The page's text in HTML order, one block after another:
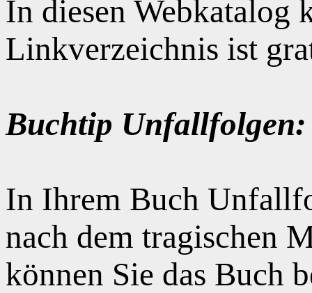
In diesen Webkatalog
Linkverzeichnis ist
Buchtip Unfallfolgen:
In Ihrem Buch
nach dem tragischen
können Sie das Buch